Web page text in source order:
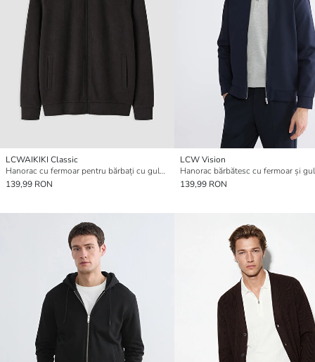
LCWAIKIKI Classic
Hanorac cu fermoar pentru bărbați cu guler înalt
139,99 RON
LCW Vision
139,99 RON